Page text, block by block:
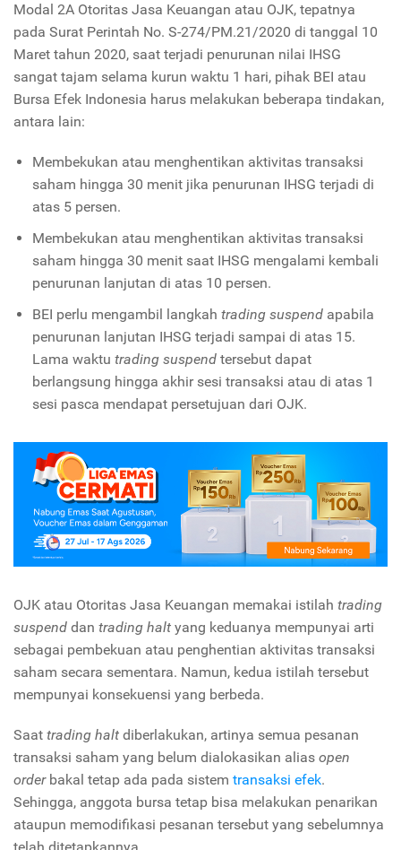
Modal 2A Otoritas Jasa Keuangan atau OJK, tepatnya
pada Surat Perintah No. S-274/PM.21/2020 di tanggal 10
Maret tahun 2020, saat terjadi penurunan nilai IHSG
sangat tajam selama kurun waktu 1 hari, pihak BEI atau
Bursa Efek Indonesia harus melakukan beberapa tindakan,
antara lain:
Membekukan atau menghentikan aktivitas transaksi
saham hingga 30 menit jika penurunan IHSG terjadi di
atas 5 persen.
Membekukan atau menghentikan aktivitas transaksi
saham hingga 30 menit saat IHSG mengalami kembali
penurunan lanjutan di atas 10 persen.
BEI perlu mengambil langkah trading suspend apabila
penurunan lanjutan IHSG terjadi sampai di atas 15.
Lama waktu trading suspend tersebut dapat
berlangsung hingga akhir sesi transaksi atau di atas 1
sesi pasca mendapat persetujuan dari OJK.
OJK atau Otoritas Jasa Keuangan memakai istilah trading
suspend dan trading halt yang keduanya mempunyai arti
sebagai pembekuan atau penghentian aktivitas transaksi
saham secara sementara. Namun, kedua istilah tersebut
mempunyai konsekuensi yang berbeda.
Saat trading halt diberlakukan, artinya semua pesanan
transaksi saham yang belum dialokasikan alias open
order bakal tetap ada pada sistem transaksi efek.
Sehingga, anggota bursa tetap bisa melakukan penarikan
ataupun memodifikasi pesanan tersebut yang sebelumnya